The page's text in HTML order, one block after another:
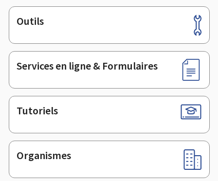
Pied
de
page
Outils
Services en ligne & Formulaires
Tutoriels
Organismes